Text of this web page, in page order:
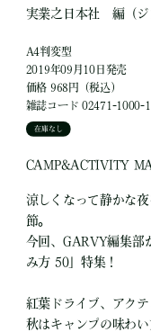
実業之日本社 編（ジ
A4判変型
2019年09月10日発売
価格 968円（税込）
雑誌コード 02471-1000-
在庫なし
CAMP&ACTIVITY
涼しくなって静かな
節。
今回、GARVY編集部
み方 50」特集！
紅葉ドライブ、アク
秋はキャンプの味わ